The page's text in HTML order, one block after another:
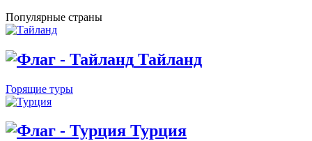
Популярные страны
Тайланд
Горящие туры
Турция